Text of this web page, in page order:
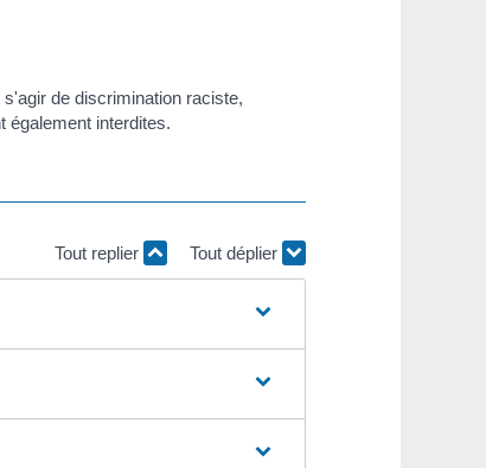
de discrimination raciste,
également interdites.
Tout replier Tout déplier